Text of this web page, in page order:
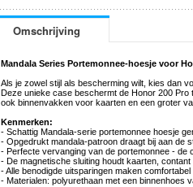
Omschrijving
Mandala Series Portemonnee-hoesje voor
Als je zowel stijl als bescherming wilt, kies dan
Deze unieke case beschermt de Honor 200
ook binnenvakken voor kaarten en een groter
Kenmerken:
- Schattig Mandala-serie portemonnee hoesje
- Opgedrukt mandala-patroon draagt bij aan de
- Perfecte vervanging van de portemonnee -
- De magnetische sluiting houdt kaarten,
- Alle benodigde uitsparingen maken
- Materialen: polyurethaan met een binnenhoes